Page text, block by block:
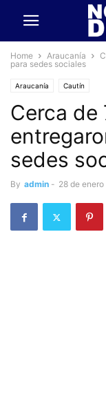
Home Araucanía
para sedes sociales
Araucanía Cautín
Cerca de
sedes
By admin - 28 de enero